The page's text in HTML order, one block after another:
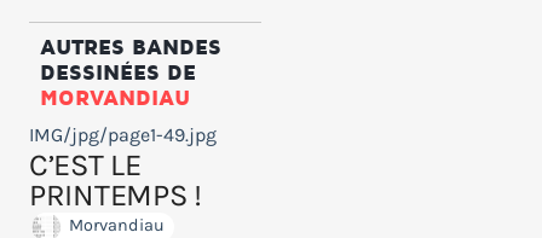
AUTRES BANDES
DESSINÉES DE
MORVANDIAU
IMG/jpg/page1-49.jpg
C’EST LE
PRINTEMPS !
Morvandiau